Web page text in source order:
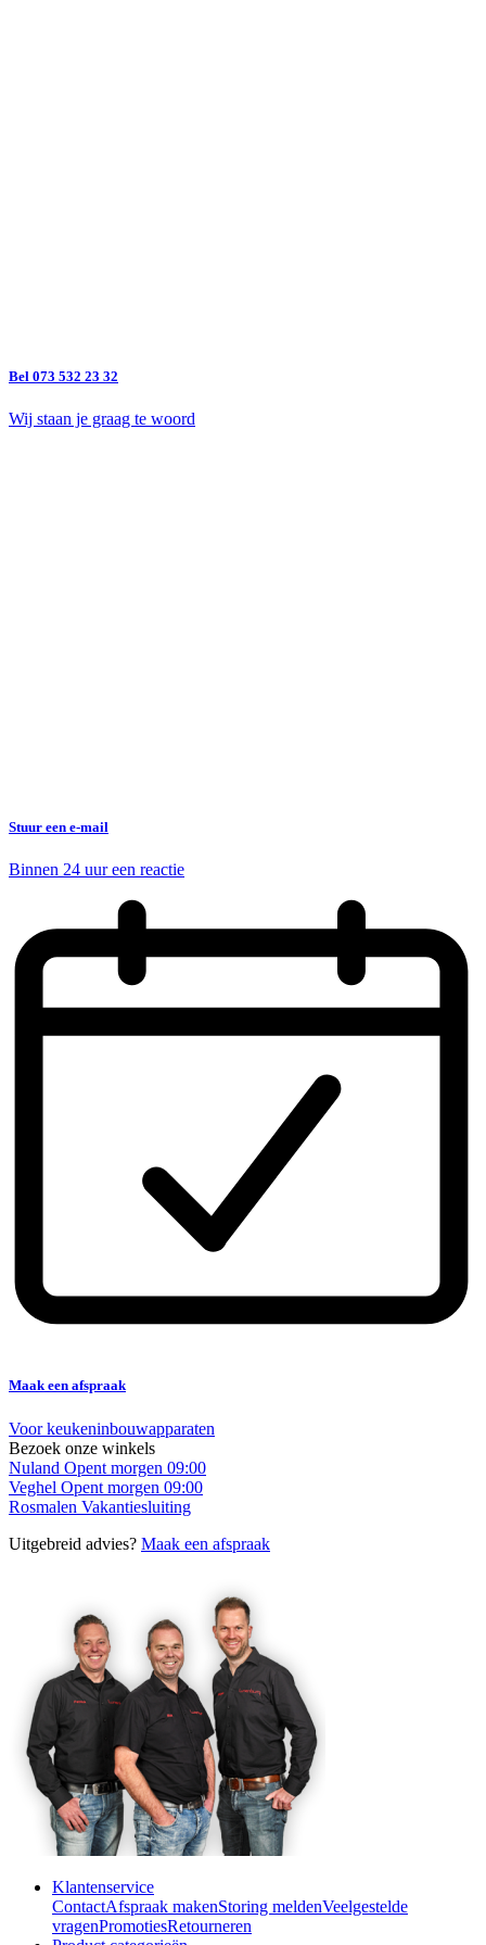
Bel 073 532 23 32
Wij staan je graag te woord
Stuur een e-mail
Binnen 24 uur een reactie
Maak een afspraak
Voor keukeninbouwapparaten
Bezoek onze winkels
Nuland Opent morgen 09:00
Veghel Opent morgen 09:00
Rosmalen Vakantiesluiting
Uitgebreid advies? Maak een afspraak
Klantenservice
ContactAfspraak makenStoring meldenVeelgestelde
vragenPromotiesRetourneren